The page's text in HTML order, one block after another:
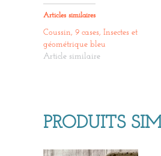
Articles similaires
Coussin, 9 cases, Insectes et
géométrique bleu
Article similaire
PRODUITS